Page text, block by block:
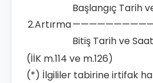
2.Artırma
Başlangıç Tarih
Bitiş Tarih ve
(İİK m.114 ve m.126)
(*) İlgililer tabirine irtifak